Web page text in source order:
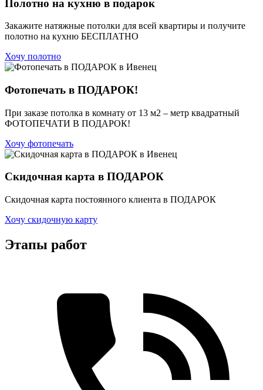
Полотно на кухню в подарок
Закажите натяжные потолки для всей квартиры и получите
полотно на кухню БЕСПЛАТНО
Хочу полотно
Фотопечать в ПОДАРОК!
При заказе потолка в комнату от 13 м2 – метр квадратный
ФОТОПЕЧАТИ В ПОДАРОК!
Хочу фотопечать
Скидочная карта в ПОДАРОК
Скидочная карта постоянного клиента в ПОДАРОК
Хочу скидочную карту
Этапы работ